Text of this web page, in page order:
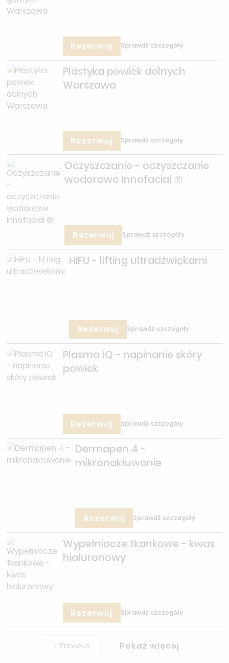
Rezerwuj Sprawdź szczegóły
Plastyka powiek dolnych
Warszawa
Rezerwuj Sprawdź szczegóły
Oczyszczanie - oczyszczanie
wodorowe Innofacial ®
Rezerwuj Sprawdź szczegóły
HiFU - lifting ultradźwiękami
Rezerwuj Sprawdź szczegóły
Plasma IQ - napinanie skóry
powiek
Rezerwuj Sprawdź szczegóły
Dermapen 4 -
mikronakłuwanie
Rezerwuj Sprawdź szczegóły
Wypełniacze tkankowe - kwas
hialuronowy
Rezerwuj Sprawdź szczegóły
Previous Pokaż więcej